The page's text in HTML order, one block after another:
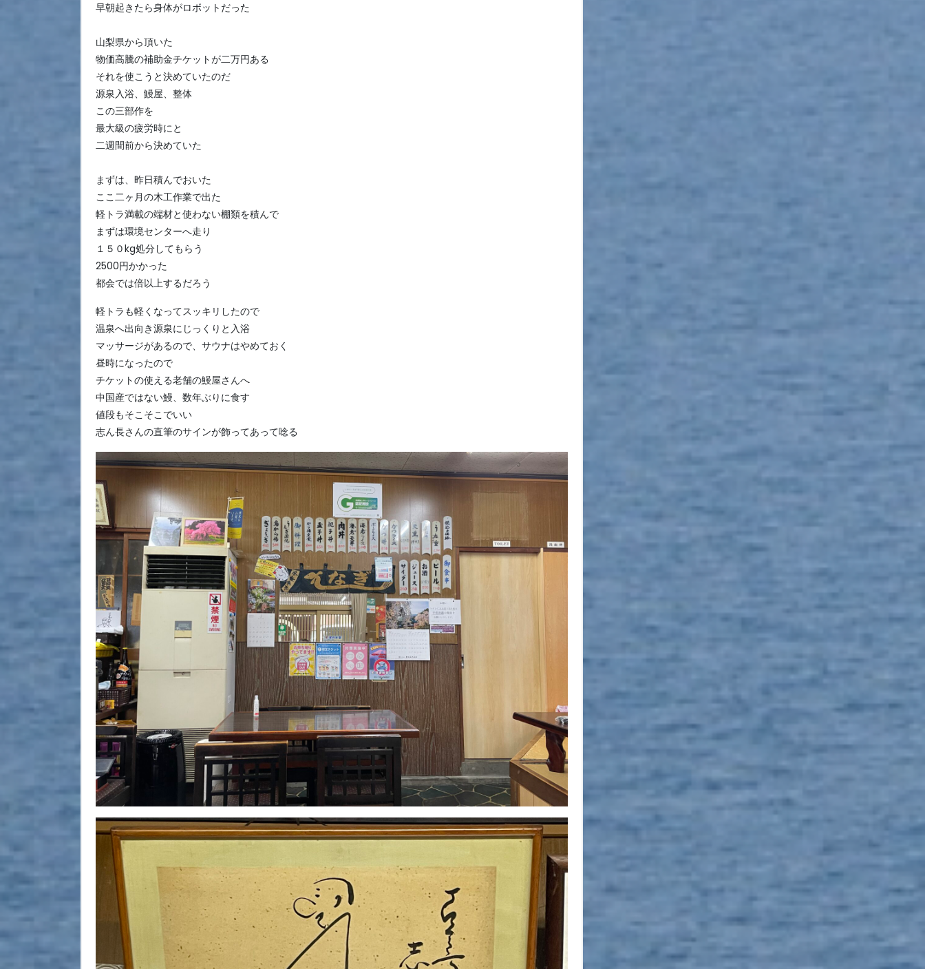
早朝起きたら身体がロボットだった
山梨県から頂いた
物価高騰の補助金チケットが二万円ある
それを使こうと決めていたのだ
源泉入浴、鰻屋、整体
この三部作を
最大級の疲労時にと
二週間前から決めていた
まずは、昨日積んでおいた
ここ二ヶ月の木工作業で出た
軽トラ満載の端材と使わない棚類を積んで
まずは環境センターへ走り
１５０kg処分してもらう
2500円かかった
都会では倍以上するだろう
軽トラも軽くなってスッキリしたので
温泉へ出向き源泉にじっくりと入浴
マッサージがあるので、サウナはやめておく
昼時になったので
チケットの使える老舗の鰻屋さんへ
中国産ではない鰻、数年ぶりに食す
値段もそこそこでいい
志ん長さんの直筆のサインが飾ってあって唸る